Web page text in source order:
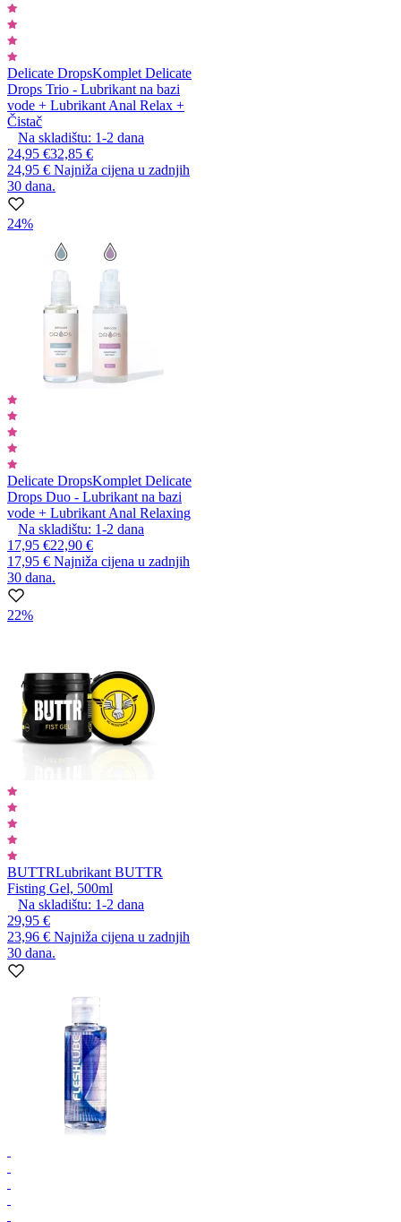
Delicate DropsKomplet Delicate
Drops Trio - Lubrikant na bazi
vode + Lubrikant Anal Relax +
Čistač
Na skladištu: 1-2 dana
24,95 €32,85 €
24,95 € Najniža cijena u zadnjih
30 dana.
24%
Delicate DropsKomplet Delicate
Drops Duo - Lubrikant na bazi
vode + Lubrikant Anal Relaxing
Na skladištu: 1-2 dana
17,95 €22,90 €
17,95 € Najniža cijena u zadnjih
30 dana.
22%
BUTTRLubrikant BUTTR
Fisting Gel, 500ml
Na skladištu: 1-2 dana
29,95 €
23,96 € Najniža cijena u zadnjih
30 dana.